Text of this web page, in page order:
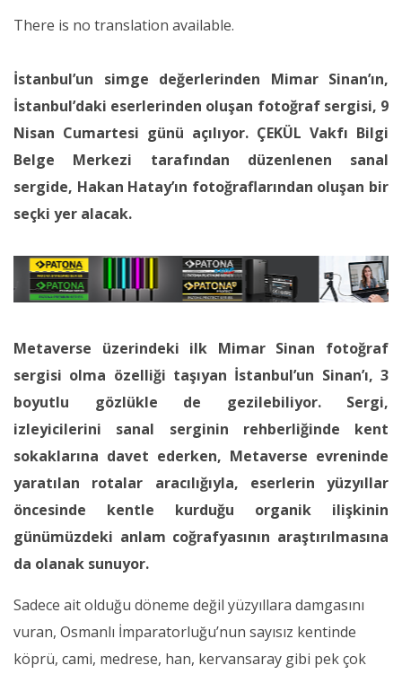
There is no translation available.
İstanbul’un simge değerlerinden Mimar Sinan’ın,
İstanbul’daki eserlerinden oluşan fotoğraf sergisi, 9
Nisan Cumartesi günü açılıyor. ÇEKÜL Vakfı Bilgi
Belge Merkezi tarafından düzenlenen sanal
sergide, Hakan Hatay’ın fotoğraflarından oluşan bir
seçki yer alacak.
Metaverse üzerindeki ilk Mimar Sinan fotoğraf
sergisi olma özelliği taşıyan İstanbul’un Sinan’ı, 3
boyutlu gözlükle de gezilebiliyor. Sergi,
izleyicilerini sanal serginin rehberliğinde kent
sokaklarına davet ederken, Metaverse evreninde
yaratılan rotalar aracılığıyla, eserlerin yüzyıllar
öncesinde kentle kurduğu organik ilişkinin
günümüzdeki anlam coğrafyasının araştırılmasına
da olanak sunuyor.
Sadece ait olduğu döneme değil yüzyıllara damgasını
vuran, Osmanlı İmparatorluğu’nun sayısız kentinde
köprü, cami, medrese, han, kervansaray gibi pek çok